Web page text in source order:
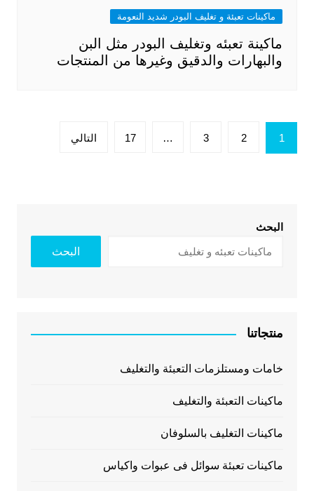
ماكينات تعبئة و تغليف البودر شديد النعومة
ماكينة تعبئه وتغليف البودر مثل البن
والبهارات والدقيق وغيرها من المنتجات
تعدد
صفحات
1
2
3
…
17 التالي
البحث
البحث
منتجاتنا
خامات ومستلزمات التعبئة والتغليف
ماكينات التعبئة والتغليف
ماكينات التغليف بالسلوفان
ماكينات تعبئة سوائل فى عبوات واكياس